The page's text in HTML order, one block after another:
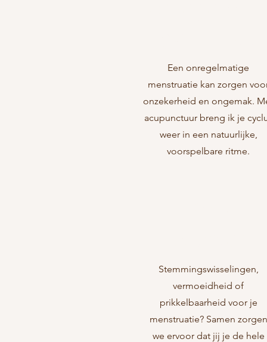
Een onregelmatige
menstruatie kan zorgen
onzekerheid en ongemak.
acupunctuur breng ik je
weer in een natuurlijke,
voorspelbare ritme.
Stemmingswisselingen,
vermoeidheid of
prikkelbaarheid voor je
menstruatie? Samen zorgen
we ervoor dat jij je de hele